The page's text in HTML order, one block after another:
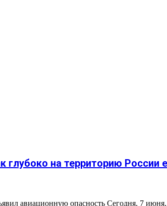
на территорию России
авиационную опасность Сегодня, 7